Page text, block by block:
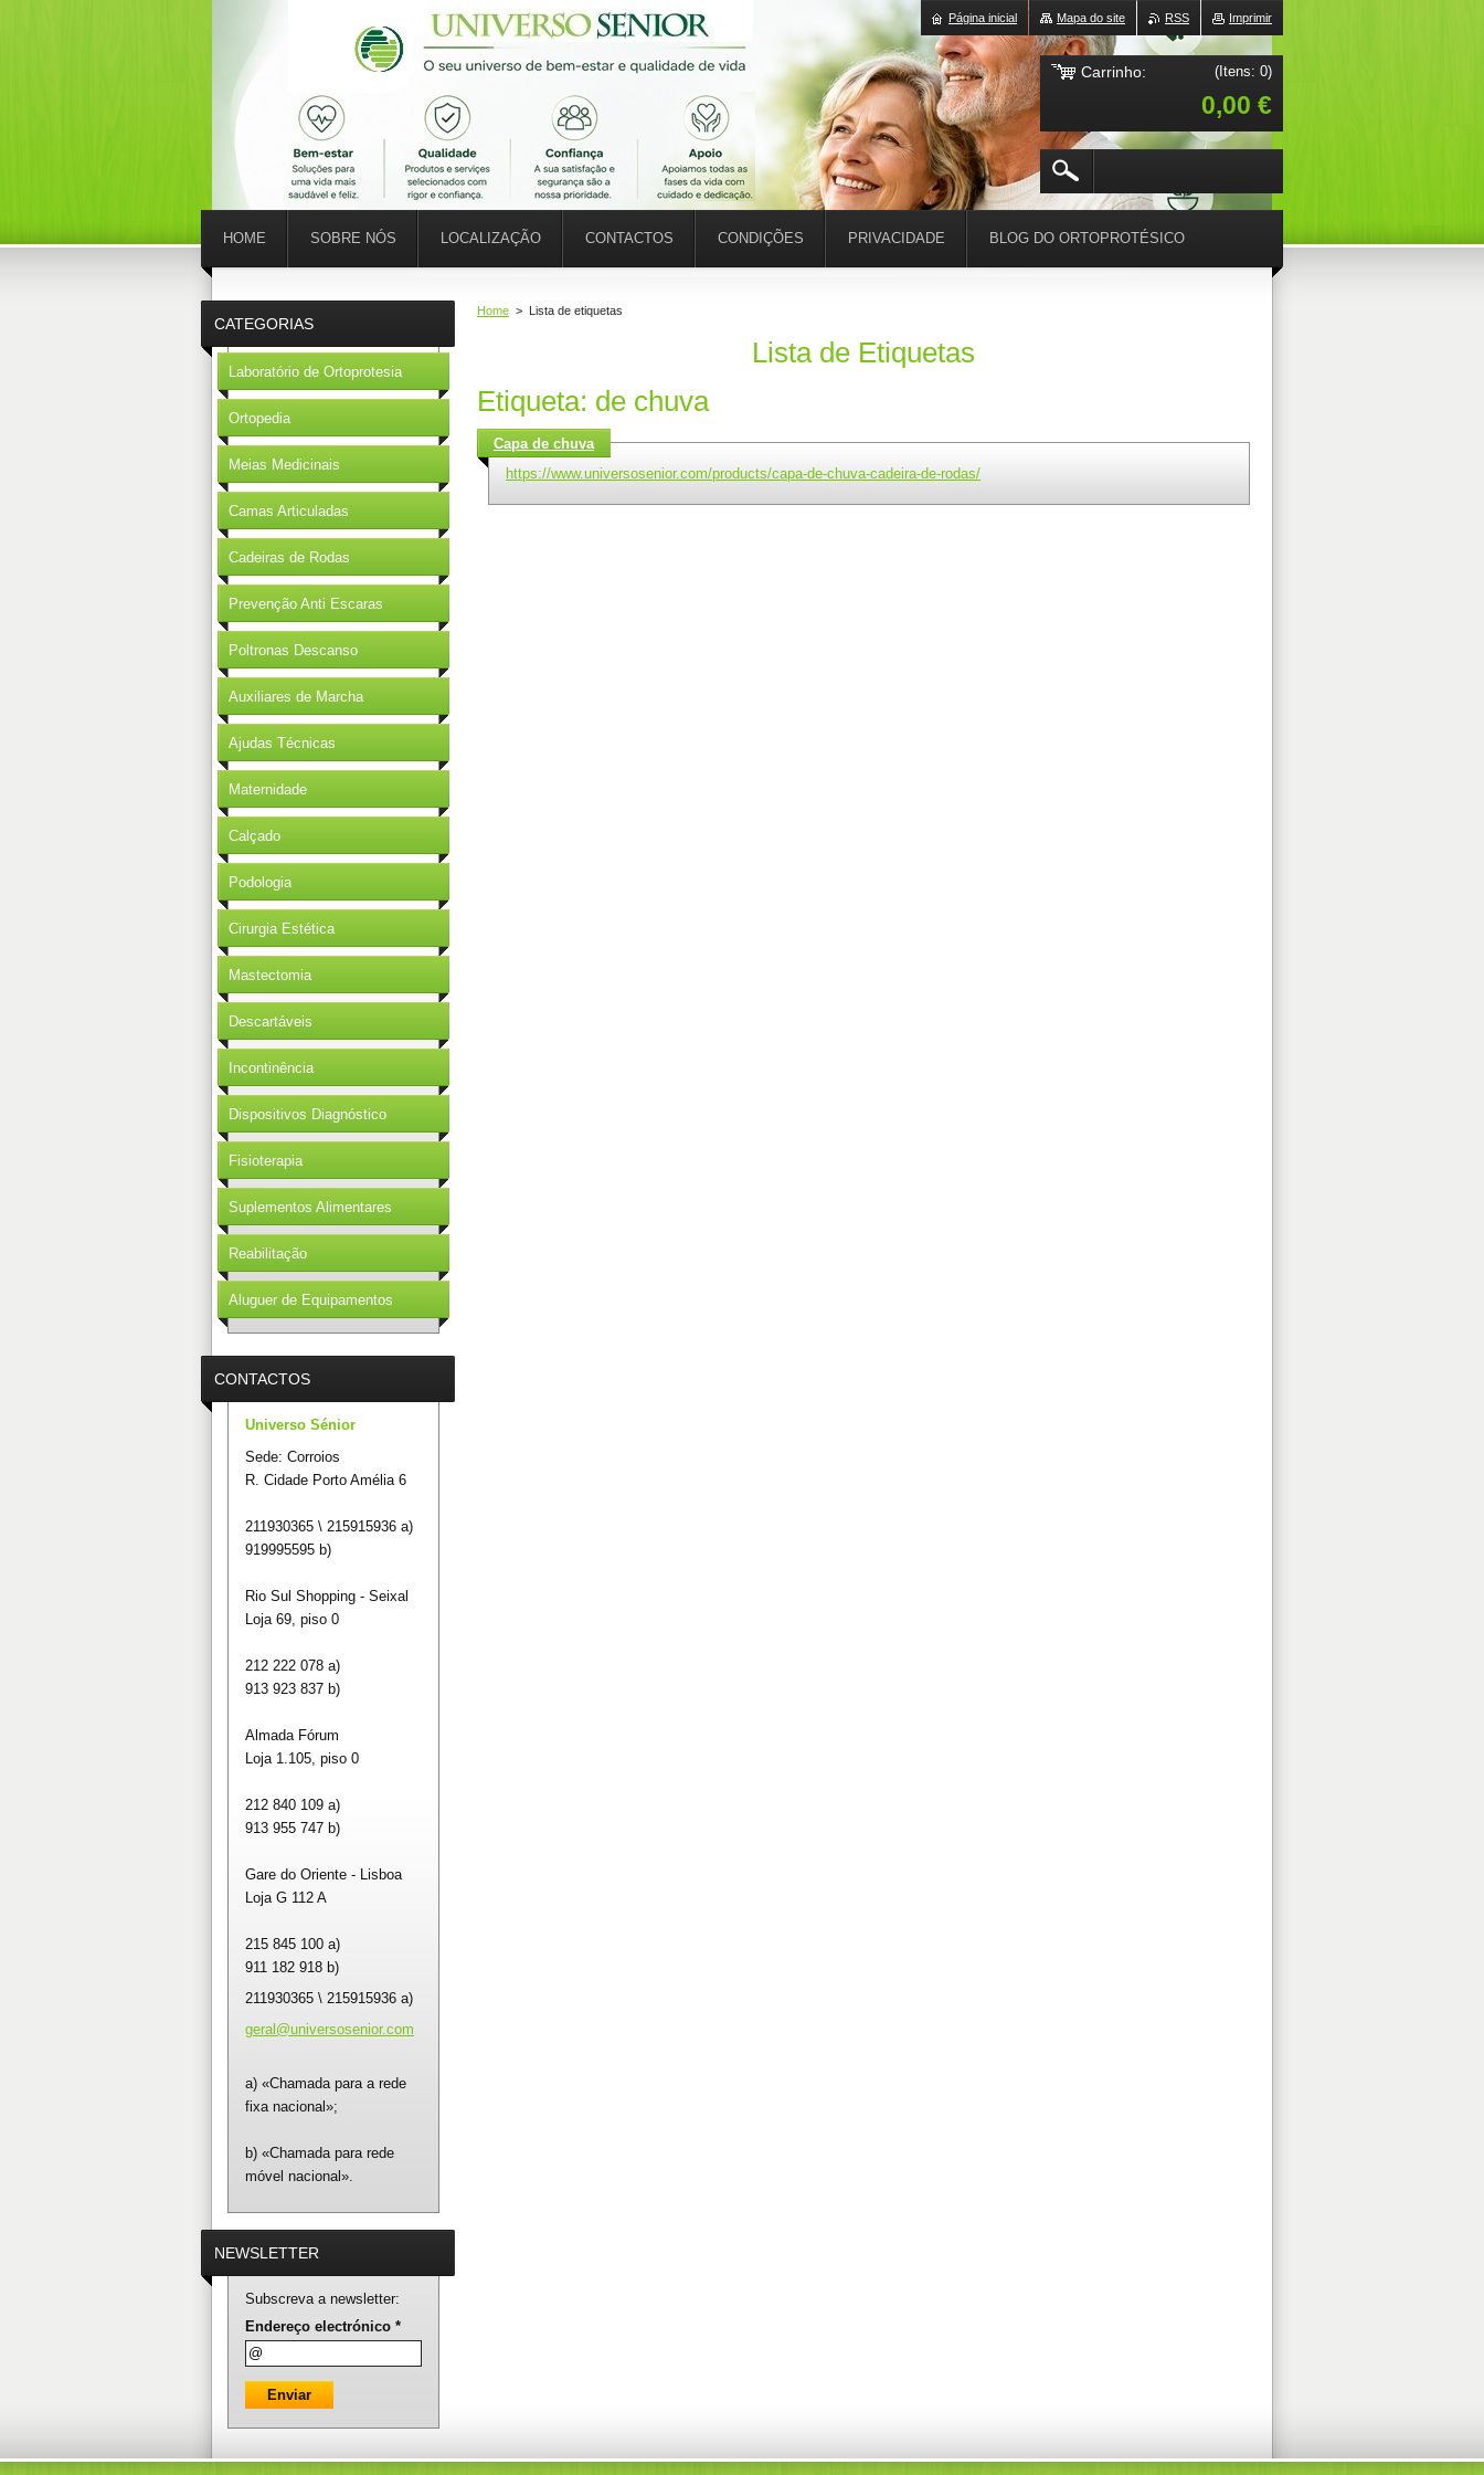
Home > Lista de etiquetas
Lista de Etiquetas
Etiqueta: de chuva
Capa de chuva
https://www.universosenior.com/products/capa-de-chuva-cadeira-de-rodas/
CATEGORIAS
Laboratório de Ortoprotesia
Ortopedia
Meias Medicinais
Camas Articuladas
Cadeiras de Rodas
Prevenção Anti Escaras
Poltronas Descanso
Auxiliares de Marcha
Ajudas Técnicas
Maternidade
Calçado
Podologia
Cirurgia Estética
Mastectomia
Descartáveis
Incontinência
Dispositivos Diagnóstico
Fisioterapia
Suplementos Alimentares
Reabilitação
Aluguer de Equipamentos
CONTACTOS
Universo Sénior
Sede: Corroios
R. Cidade Porto Amélia 6
211930365 \ 215915936 a)
919995595 b)
Rio Sul Shopping - Seixal
Loja 69, piso 0
212 222 078 a)
913 923 837 b)
Almada Fórum
Loja 1.105, piso 0
212 840 109 a)
913 955 747 b)
Gare do Oriente - Lisboa
Loja G 112 A
215 845 100 a)
911 182 918 b)
211930365 \ 215915936 a)
geral@universosenior.com
a) «Chamada para a rede
fixa nacional»;
b) «Chamada para rede
móvel nacional».
NEWSLETTER
Subscreva a newsletter:
Endereço electrónico *
HOME SOBRE NÓS LOCALIZAÇÃO CONTACTOS CONDIÇÕES PRIVACIDADE BLOG DO ORTOPROTÉSICO
Imprimir
RSS
Mapa do site
Página inicial
Carrinho: (Itens: 0)
0,00 €